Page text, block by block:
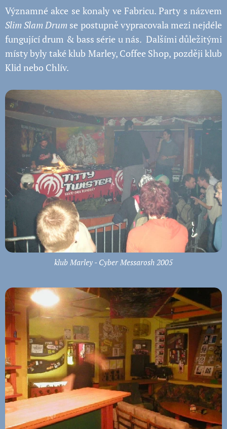
Významné akce se konaly ve Fabricu. Party s názvem
Slim Slam Drum se postupně vypracovala mezi nejdéle
fungující drum & bass série u nás. Dalšími důležitými
místy byly také klub Marley, Coffee Shop, později klub
Klid nebo Chlív.
klub Marley - Cyber Messarosh 2005